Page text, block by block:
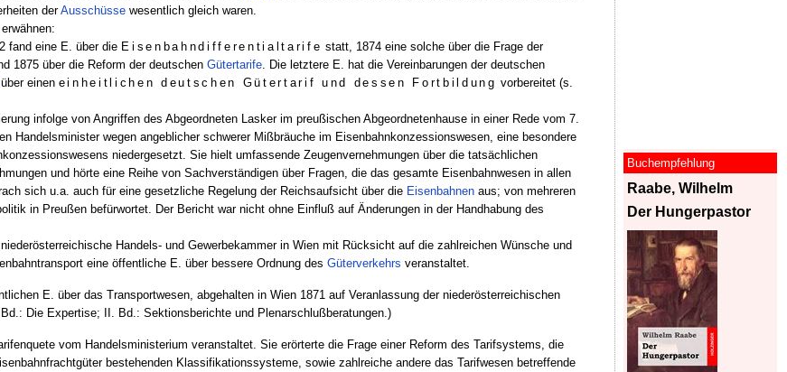
derAusschüssewesentlich gleich waren.
fand eine E. über die Eisenbahndifferentialtarife statt, 1874 eine solche über die Frage der
1875 über die Reform der deutschen Gütertarife. Die letztere E. hat die Vereinbarungen der deutschen
einen einheitlichen deutschen Gütertarif und dessen Fortbildung vorbereitet (s.
infolge von Angriffen des Abgeordneten Lasker im preußischen Abgeordnetenhause in einer Rede vom 7.
Handelsminister wegen angeblicher schwerer Mißbräuche im Eisenbahnkonzessionswesen, eine besondere
niedergesetzt. Sie hielt umfassende Zeugenvernehmungen über die tatsächlichen
und hörte eine Reihe von Sachverständigen über Fragen, die das gesamte Eisenbahnwesen in allen
sich u.a. auch für eine gesetzliche Regelung der Reichsaufsicht über die Eisenbahnenaus; von mehreren
in Preußen befürwortet. Der Bericht war nicht ohne Einfluß auf Änderungen in der Handhabung des
niederösterreichische Handels- und Gewerbekammer in Wien mit Rücksicht auf die zahlreichen Wünsche und
eine öffentliche E. über bessere Ordnung des Güterverkehrs veranstaltet.
E. über das Transportwesen, abgehalten in Wien 1871 auf Veranlassung der niederösterreichischen
Die Expertise; II. Bd.: Sektionsberichte und Plenarschlußberatungen.)
vom Handelsministerium veranstaltet. Sie erörterte die Frage einer Reform des Tarifsystems, die
bestehenden Klassifikationssysteme, sowie zahlreiche andere das Tarifwesen betreffende
Buchempfehlung
Raabe, Wilhelm
Der Hungerpastor